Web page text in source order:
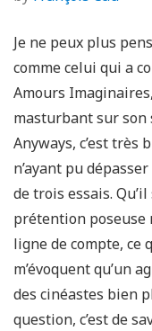
Je ne peux plus
comme celui qui a
Amours
masturbant sur son
Anyways, c’est très
n’ayant pu
de trois essais.
prétention poseuse
ligne de compte, ce
m’évoquent qu’un
des cinéastes bien
question, c’est de